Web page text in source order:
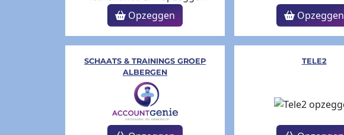
Opzeggen Opzeggen
SCHAATS & TRAININGS GROEP
ALBERGEN
TELE2